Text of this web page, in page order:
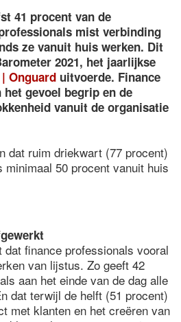
41 procent van de
mist verbinding
ze vanuit huis werken. Dit
2021, het jaarlijkse
Onguard uitvoerde. Finance
gevoel begrip en de
vanuit de organisatie
dat ruim driekwart (77 procent)
50 procent vanuit huis
finance professionals vooral
van lijstus. Zo geeft 42
aan het einde van de dag alle
dat terwijl de helft (51 procent)
met klanten en het creëren van